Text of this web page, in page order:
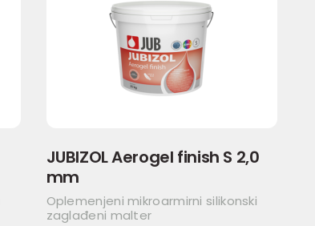
JUBIZOL Aerogel finish S 2,0
mm
Oplemenjeni mikroarmirni silikonski
zaglađeni malter